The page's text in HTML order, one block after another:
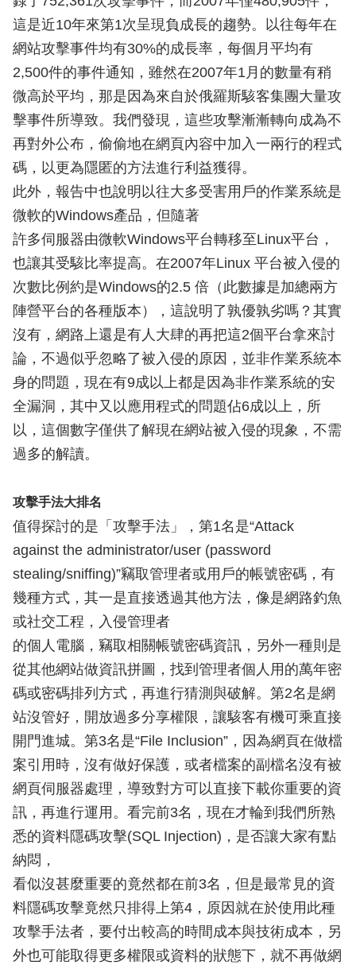
這是近10年來第1次呈現負成長的趨勢。以往每年在
網站攻擊事件均有30%的成長率，每個月平均有
2,500件的事件通知，雖然在2007年1月的數量有稍
微高於平均，那是因為來自於俄羅斯駭客集團大量攻
擊事件所導致。我們發現，這些攻擊漸漸轉向成為不
再對外公布，偷偷地在網頁內容中加入一兩行的程式
碼，以更為隱匿的方法進行利益獲得。
此外，報告中也說明以往大多受害用戶的作業系統是
微軟的Windows產品，但隨著
許多伺服器由微軟Windows平台轉移至Linux平台，
也讓其受駭比率提高。在2007年Linux 平台被入侵的
次數比例約是Windows的2.5 倍（此數據是加總兩方
陣營平台的各種版本），這說明了孰優孰劣嗎？其實
沒有，網路上還是有人大肆的再把這2個平台拿來討
論，不過似乎忽略了被入侵的原因，並非作業系統本
身的問題，現在有9成以上都是因為非作業系統的安
全漏洞，其中又以應用程式的問題佔6成以上，所
以，這個數字僅供了解現在網站被入侵的現象，不需
過多的解讀。
攻擊手法大排名
值得探討的是「攻擊手法」，第1名是“Attack
against the administrator/user (password
stealing/sniffing)”竊取管理者或用戶的帳號密碼，有
幾種方式，其一是直接透過其他方法，像是網路釣魚
或社交工程，入侵管理者
的個人電腦，竊取相關帳號密碼資訊，另外一種則是
從其他網站做資訊拼圖，找到管理者個人用的萬年密
碼或密碼排列方式，再進行猜測與破解。第2名是網
站沒管好，開放過多分享權限，讓駭客有機可乘直接
開門進城。第3名是“File Inclusion”，因為網頁在做檔
案引用時，沒有做好保護，或者檔案的副檔名沒有被
網頁伺服器處理，導致對方可以直接下載你重要的資
訊，再進行運用。看完前3名，現在才輪到我們所熟
悉的資料隱碼攻擊(SQL Injection)，是否讓大家有點
納悶，
看似沒甚麼重要的竟然都在前3名，但是最常見的資
料隱碼攻擊竟然只排得上第4，原因就在於使用此種
攻擊手法者，要付出較高的時間成本與技術成本，另
外也可能取得更多權限或資料的狀態下，就不再做網